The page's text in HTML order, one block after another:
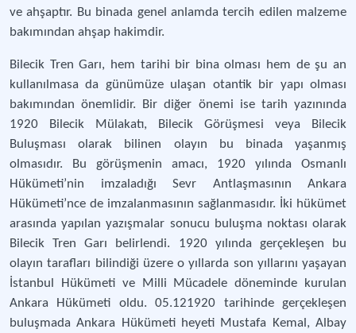
ve ahşaptır. Bu binada genel anlamda tercih edilen malzeme
bakımından ahşap hakimdir.
Bilecik Tren Garı, hem tarihi bir bina olması hem de şu an
kullanılmasa da günümüze ulaşan otantik bir yapı olması
bakımından önemlidir. Bir diğer önemi ise tarih yazınında
1920 Bilecik Mülakatı, Bilecik Görüşmesi veya Bilecik
Buluşması olarak bilinen olayın bu binada yaşanmış
olmasıdır. Bu görüşmenin amacı, 1920 yılında Osmanlı
Hükümeti’nin imzaladığı Sevr Antlaşmasının Ankara
Hükümeti’nce de imzalanmasının sağlanmasıdır. İki hükümet
arasında yapılan yazışmalar sonucu buluşma noktası olarak
Bilecik Tren Garı belirlendi. 1920 yılında gerçekleşen bu
olayın tarafları bilindiği üzere o yıllarda son yıllarını yaşayan
İstanbul Hükümeti ve Milli Mücadele döneminde kurulan
Ankara Hükümeti oldu. 05.121920 tarihinde gerçekleşen
buluşmada Ankara Hükümeti heyeti Mustafa Kemal, Albay